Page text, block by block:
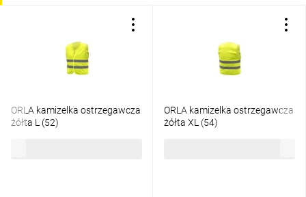
ORLA kamizelka ostrzegawcza
żółta L (52)
ORLA kamizelka ostrzegawcza
żółta XL (54)